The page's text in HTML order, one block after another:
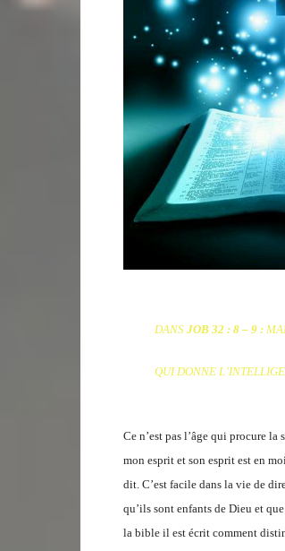
DANS JOB 32 : 8 – 9 :
QUI DONNE
Ce n’est pas l’âge qui procure
mon esprit et son esprit est en
dit. C’est facile dans la vie de
qu’ils sont enfants de Dieu et
la bible il est écrit comment